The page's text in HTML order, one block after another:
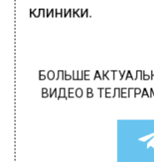
клиники.
БОЛЬШЕ
ВИДЕО В